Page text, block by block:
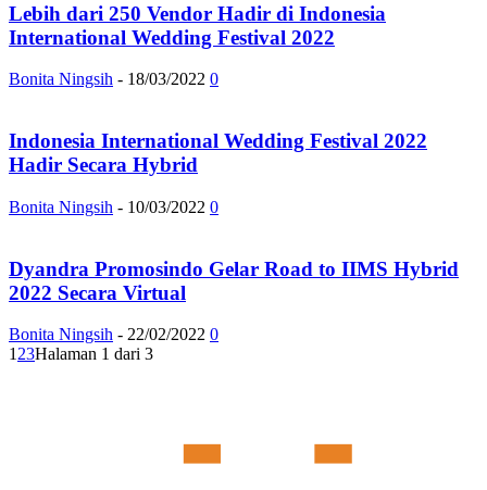
Lebih dari 250 Vendor Hadir di Indonesia
International Wedding Festival 2022
Bonita Ningsih - 18/03/2022 0
Indonesia International Wedding Festival 2022
Hadir Secara Hybrid
Bonita Ningsih - 10/03/2022 0
Dyandra Promosindo Gelar Road to IIMS Hybrid
2022 Secara Virtual
Bonita Ningsih - 22/02/2022 0
1 23Halaman 1 dari 3